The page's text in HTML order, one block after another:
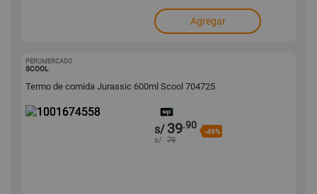
Agregar
PERUMERCADO
SCOOL
Termo de comida Jurassic 600ml Scool 704725
s/ 39.90
-49%
s/ 79